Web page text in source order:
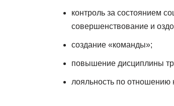
контроль за состоянием
совершенствование и
создание «команды»;
повышение дисциплины
лояльность по отношению